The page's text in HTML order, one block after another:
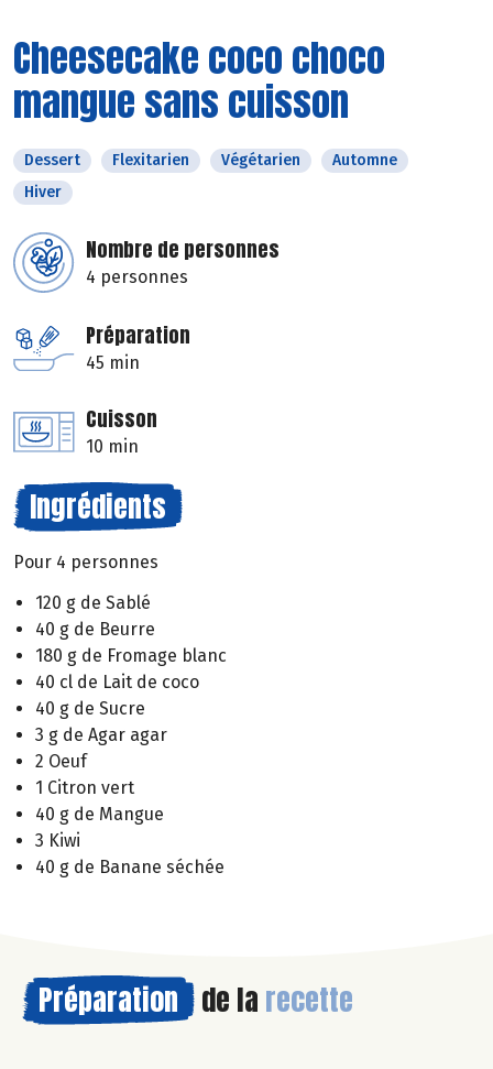
Cheesecake coco choco
mangue sans cuisson
Dessert Flexitarien Végétarien
Automne
Hiver
Nombre de personnes
4 personnes
Préparation
45 min
Cuisson
10 min
Ingrédients
Pour 4 personnes
120 g de Sablé
40 g de Beurre
180 g de Fromage blanc
40 cl de Lait de coco
40 g de Sucre
3 g de Agar agar
2 Oeuf
1 Citron vert
40 g de Mangue
3 Kiwi
40 g de Banane séchée
Préparation de la recette